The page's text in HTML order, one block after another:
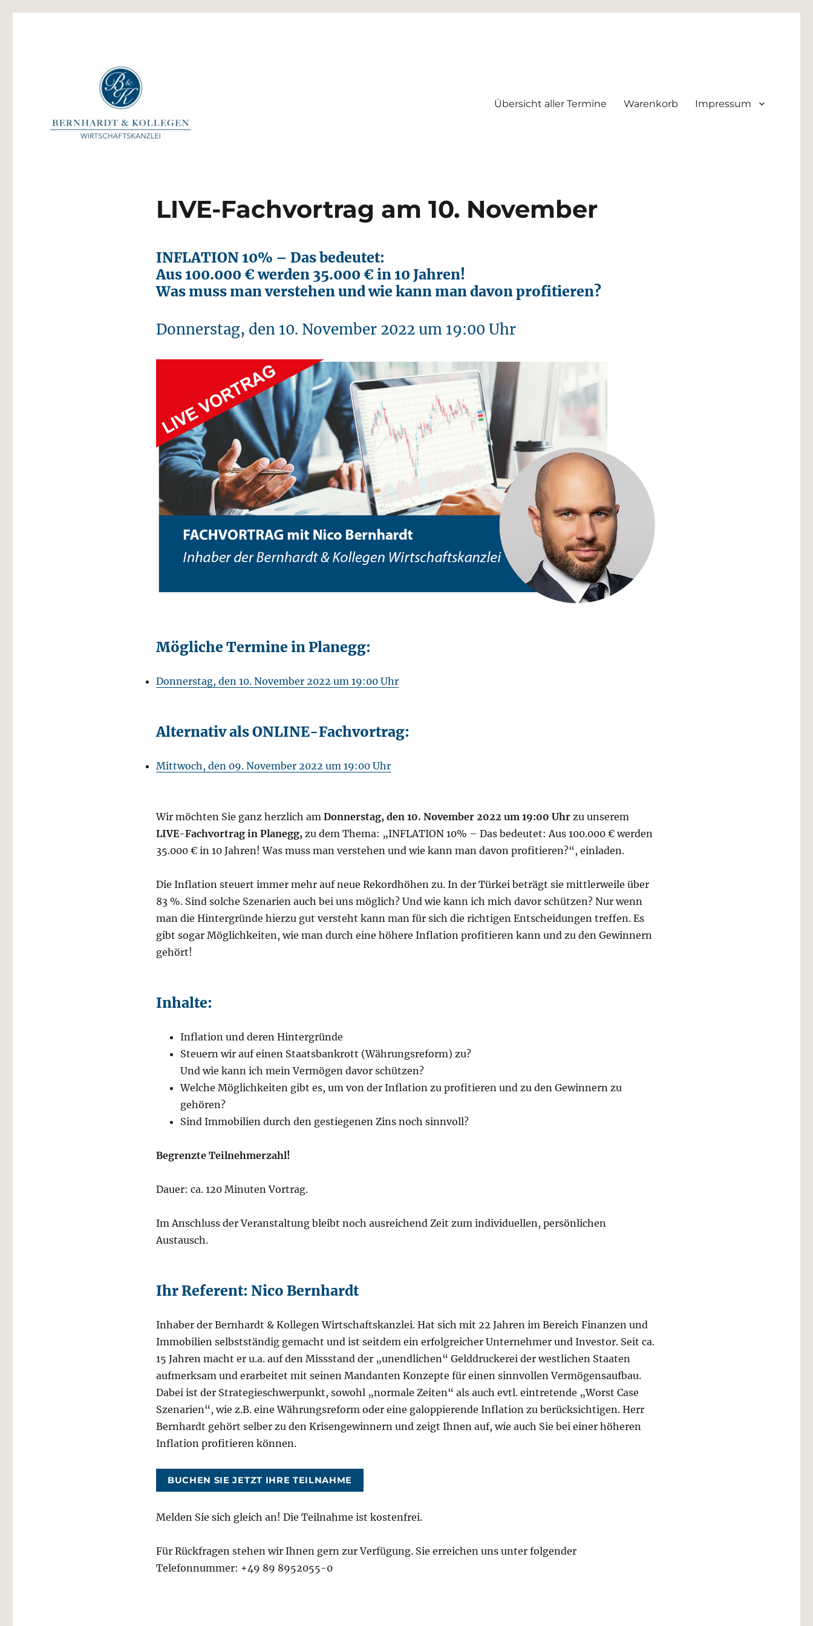
Übersicht aller Termine Warenkorb Impressum
LIVE-Fachvortrag am 10. November
INFLATION 10% – Das bedeutet:
Aus 100.000 € werden 35.000 € in 10 Jahren!
Was muss man verstehen und wie kann man davon profitieren?
Donnerstag, den 10. November 2022 um 19:00 Uhr
Mögliche Termine in Planegg:
Donnerstag, den 10. November 2022 um 19:00 Uhr
Alternativ als ONLINE-Fachvortrag:
Mittwoch, den 09. November 2022 um 19:00 Uhr
Wir möchten Sie ganz herzlich am Donnerstag, den 10. November 2022 um 19:00 Uhr zu unserem
LIVE-Fachvortrag in Planegg, zu dem Thema: „INFLATION 10% – Das bedeutet: Aus 100.000 € werden
35.000 € in 10 Jahren! Was muss man verstehen und wie kann man davon profitieren?“, einladen.
Die Inflation steuert immer mehr auf neue Rekordhöhen zu. In der Türkei beträgt sie mittlerweile über
83 %. Sind solche Szenarien auch bei uns möglich? Und wie kann ich mich davor schützen? Nur wenn
man die Hintergründe hierzu gut versteht kann man für sich die richtigen Entscheidungen treffen. Es
gibt sogar Möglichkeiten, wie man durch eine höhere Inflation profitieren kann und zu den Gewinnern
gehört!
Inhalte:
Inflation und deren Hintergründe
Steuern wir auf einen Staatsbankrott (Währungsreform) zu?
Und wie kann ich mein Vermögen davor schützen?
Welche Möglichkeiten gibt es, um von der Inflation zu profitieren und zu den Gewinnern zu
gehören?
Sind Immobilien durch den gestiegenen Zins noch sinnvoll?
Begrenzte Teilnehmerzahl!
Dauer: ca. 120 Minuten Vortrag.
Im Anschluss der Veranstaltung bleibt noch ausreichend Zeit zum individuellen, persönlichen
Austausch.
Ihr Referent: Nico Bernhardt
Inhaber der Bernhardt & Kollegen Wirtschaftskanzlei. Hat sich mit 22 Jahren im Bereich Finanzen und
Immobilien selbstständig gemacht und ist seitdem ein erfolgreicher Unternehmer und Investor. Seit ca.
15 Jahren macht er u.a. auf den Missstand der „unendlichen“ Gelddruckerei der westlichen Staaten
aufmerksam und erarbeitet mit seinen Mandanten Konzepte für einen sinnvollen Vermögensaufbau.
Dabei ist der Strategieschwerpunkt, sowohl „normale Zeiten“ als auch evtl. eintretende „Worst Case
Szenarien“, wie z.B. eine Währungsreform oder eine galoppierende Inflation zu berücksichtigen. Herr
Bernhardt gehört selber zu den Krisengewinnern und zeigt Ihnen auf, wie auch Sie bei einer höheren
Inflation profitieren können.
BUCHEN SIE JETZT IHRE TEILNAHME
Melden Sie sich gleich an! Die Teilnahme ist kostenfrei.
Für Rückfragen stehen wir Ihnen gern zur Verfügung. Sie erreichen uns unter folgender
Telefonnummer: +49 89 8952055-0